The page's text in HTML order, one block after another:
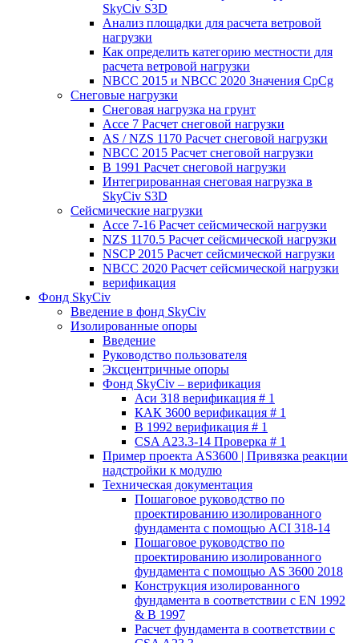
SkyCiv S3D
Анализ площадки для расчета ветровой
нагрузки
Как определить категорию местности для
расчета ветровой нагрузки
NBCC 2015 и NBCC 2020 Значения CpCg
Снеговые нагрузки
Снеговая нагрузка на грунт
Ассе 7 Расчет снеговой нагрузки
AS / NZS 1170 Расчет снеговой нагрузки
NBCC 2015 Расчет снеговой нагрузки
В 1991 Расчет снеговой нагрузки
Интегрированная снеговая нагрузка в
SkyCiv S3D
Сейсмические нагрузки
Ассе 7-16 Расчет сейсмической нагрузки
NZS 1170.5 Расчет сейсмической нагрузки
NSCP 2015 Расчет сейсмической нагрузки
NBCC 2020 Расчет сейсмической нагрузки
верификация
Фонд SkyCiv
Введение в фонд SkyCiv
Изолированные опоры
Введение
Руководство пользователя
Эксцентричные опоры
Фонд SkyCiv – верификация
Аси 318 верификация # 1
КАК 3600 верификация # 1
В 1992 верификация # 1
CSA A23.3-14 Проверка # 1
Пример проекта AS3600 | Привязка реакции
надстройки к модулю
Техническая документация
Пошаговое руководство по
проектированию изолированного
фундамента с помощью ACI 318-14
Пошаговое руководство по
проектированию изолированного
фундамента с помощью AS 3600 2018
Конструкция изолированного
фундамента в соответствии с EN 1992
& В 1997
Расчет фундамента в соответствии с